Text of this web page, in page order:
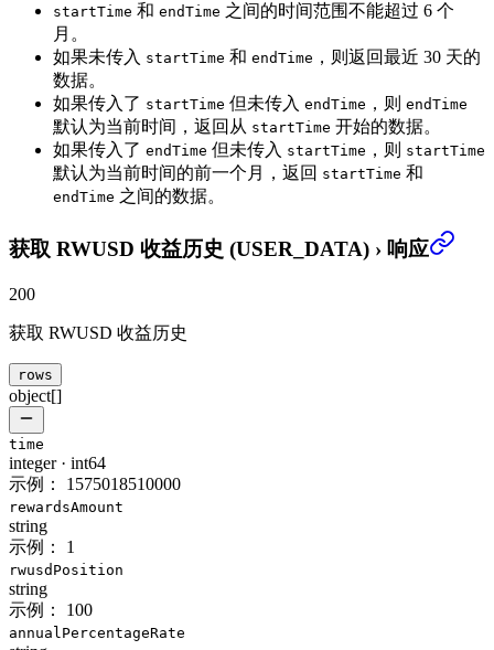
startTime 和 endTime 之间的时间范围不能超过 6 个
月。
如果未传入 startTime 和 endTime ，则返回最近 30 天的
数据。
如果传入了 startTime 但未传入 endTime ，则 endTime
默认为当前时间，返回从 startTime 开始的数据。
如果传入了 endTime 但未传入 startTime ，则 startTime
默认为当前时间的前一个月，返回 startTime 和
endTime 之间的数据。
获取 RWUSD 收益历史 (USER_DATA) › 响应
200
获取 RWUSD 收益历史
rows
object[]
time
integer· int64
示例：
1575018510000
rewardsAmount
string
示例：
1
rwusdPosition
string
示例：
100
annualPercentageRate